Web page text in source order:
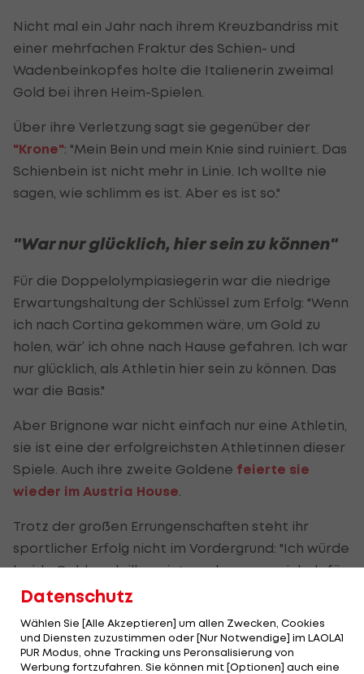
Nicht mal ein Jahr nach ihrem Kreuzbandriss mit
einer mehrfachen Fraktur des Schien- und
Wadenbeinkopfes holte die Italienerin zweimal
Gold bei ihren Heim-Spielen.
Über ihre Verletzung sagt sie gegenüber der
"Krone": "Mein Bein und mein Knie sind ruiniert. Das
Schienbein ist nicht mehr in Linie. Ich wollte nie
sagen, wie schlimm es ist. Aber es ist so."
"War nur glücklich, hier sein zu können"
Für die Doppelolympiasiegerin war die niedrige
Erwartungshaltung der Schlüssel zum Erfolg: "Wenn
ich nach Cortina gekommen wäre, um Gold zu
holen, wär’ ich ohne nach Hause gefahren. Ich war
nur glücklich, als Athletin hier sein zu können. Das
war die Basis."
Aber Brignone war nicht einfach nur eine Athletin,
sie ist eine der erfolgreichsten Athletinnen dieser
Spiele. Auch ihre zweite Goldene feierte sie
wieder im Austria House
Trotz der großen Errungenschaften steht ihr
sportlicher Erfolg nicht im Vordergrund: "Ich würde
beide Goldmedaillen eintauschen, wenn ich dafür
wieder ohne diese Verletzung sein könnte."
Hier zu den Ergebnissen >>
Hier zum Liveticker >>
Datenschutz
Wählen Sie [Alle Akzeptieren] um allen Zwecken, Cookies
und Diensten zuzustimmen oder [Nur Notwendige] im LAOLA1
PUR Modus, ohne Tracking uns Peronsalisierung von
Werbung fortzufahren. Sie können mit [Optionen] auch eine